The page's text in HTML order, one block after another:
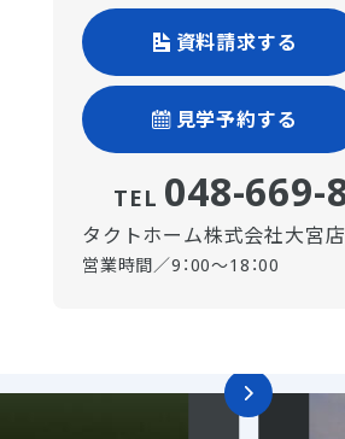
資料請求する
見学予約する
TEL 048-669-
タクトホーム株式会社大宮
営業時間／9：00～18：00